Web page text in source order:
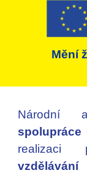
Mění
Národní
spolupráce
realizaci